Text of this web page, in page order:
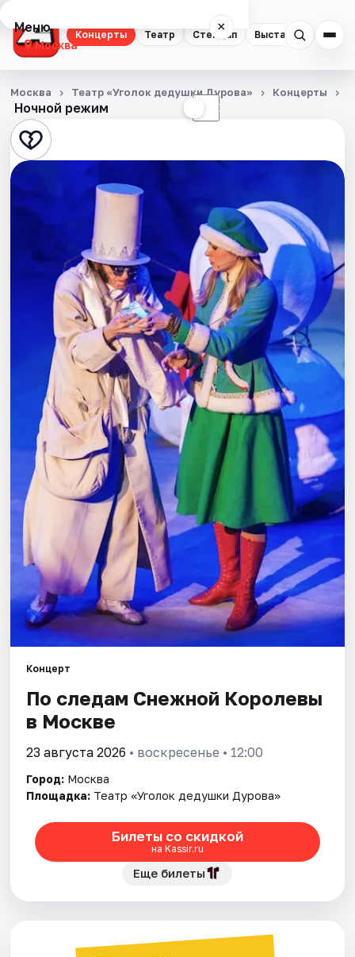
Концерты Театр Стендап Выставки
Меню ×
Москва
Концерты
Театр
Стендап
Выставки
Экскурсии
Спорт
События
Города
Площадки
Артисты
Рейтинги
Ночной режим ☾
Москва Театр «Уголок дедушки Дурова» Концерты
Концерт
По следам Снежной Королевы
в Москве
23 августа 2026 • воскресенье • 12:00
Город: Москва
Площадка: Театр «Уголок дедушки Дурова»
Билеты со скидкой
на Kassir.ru
Еще билеты